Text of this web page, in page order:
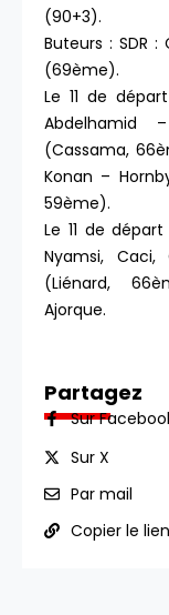
(90+3).
Buteurs : SDR
(69ème).
Le 11 de
Abdelhamid
(Cassama,
Konan –
59ème).
Le 11 de
Nyamsi, Caci,
(Liénard,
Ajorque.
Partagez
Sur
Sur X
Par mail
Copier le lien